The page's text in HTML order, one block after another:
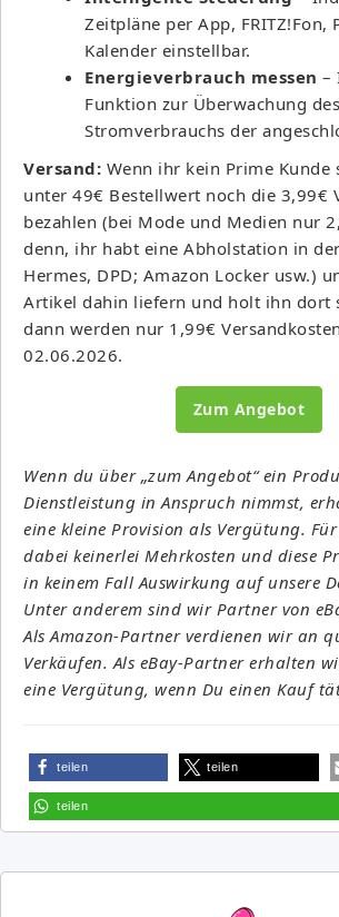
Zeitpläne per App, FRITZ!Fon,
Kalender einstellbar.
Energieverbrauch messen –
Funktion zur Überwachung des
Stromverbrauchs der
Versand: Wenn ihr kein Prime Kunde
unter 49€ Bestellwert noch die 3,99€
bezahlen (bei Mode und Medien nur
denn, ihr habt eine Abholstation in
Hermes, DPD; Amazon Locker usw.)
Artikel dahin liefern und holt ihn dort
dann werden nur 1,99€
02.06.2026.
Zum Angebot
Wenn du über „zum Angebot“ ein
Dienstleistung in Anspruch nimmst,
eine kleine Provision als Vergütung.
dabei keinerlei Mehrkosten und diese
in keinem Fall Auswirkung auf unsere
Unter anderem sind wir Partner von
Als Amazon-Partner verdienen wir an
Verkäufen. Als eBay-Partner erhalten
eine Vergütung, wenn Du einen Kauf
teilen teilen
teilen